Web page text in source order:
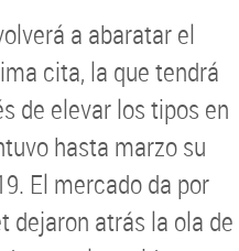
a abaratar el
cita, la que tendrá
de elevar los tipos en
hasta marzo su
El mercado da por
dejaron atrás la ola de